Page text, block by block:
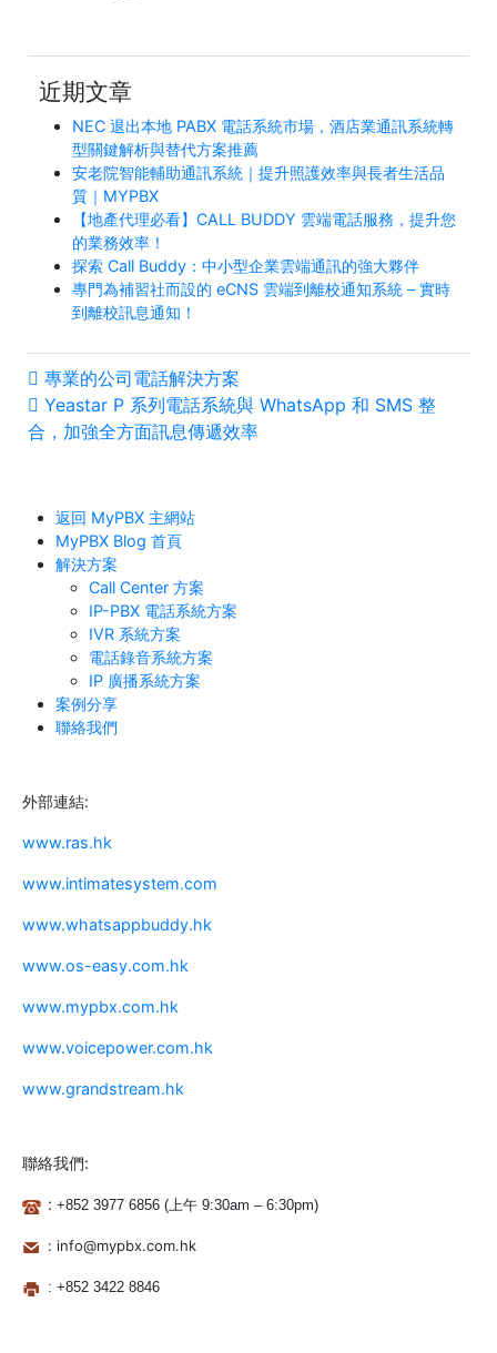
近期文章
NEC 退出本地 PABX 電話系統市場，酒店業通訊系統轉
型關鍵解析與替代方案推薦
安老院智能輔助通訊系統｜提升照護效率與長者生活品
質｜MYPBX
【地產代理必看】CALL BUDDY 雲端電話服務，提升您
的業務效率！
探索 Call Buddy：中小型企業雲端通訊的強大夥伴
專門為補習社而設的 eCNS 雲端到離校通知系統 – 實時
到離校訊息通知！
專業的公司電話解決方案
Yeastar P 系列電話系統與 WhatsApp 和 SMS 整
合，加強全方面訊息傳遞效率
返回 MyPBX 主網站
MyPBX Blog 首頁
解決方案
Call Center 方案
IP-PBX 電話系統方案
IVR 系統方案
電話錄音系統方案
IP 廣播系統方案
案例分享
聯絡我們
外部連結:
www.ras.hk
www.intimatesystem.com
www.whatsappbuddy.hk
www.os-easy.com.hk
www.mypbx.com.hk
www.voicepower.com.hk
www.grandstream.hk
聯絡我們:
: +852 3977 6856 (上午 9:30am – 6:30pm)
: info@mypbx.com.hk
: +852 3422 8846